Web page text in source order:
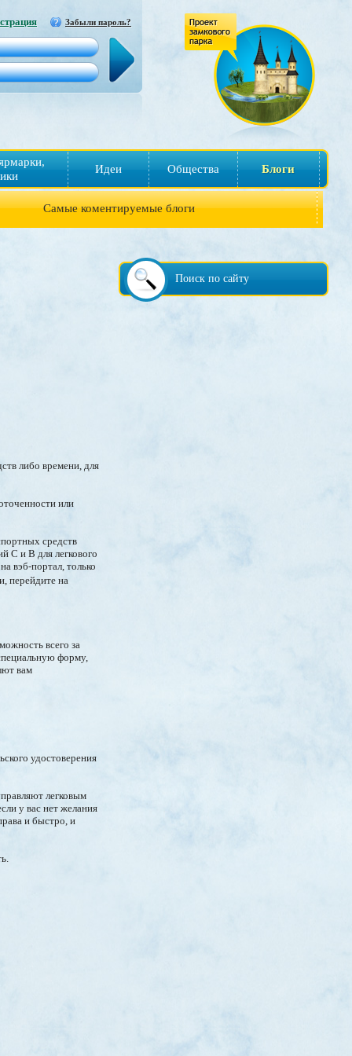
Забыли пароль?
Идеи Общества Блоги
Самые коментируемые блоги
Поиск по сайту
либо времени, для
или
средств
C и В для легкового
вэб-портал, только
перейдите на
всего за
форму,
вам
удостоверения
легковым
у вас нет желания
и быстро, и